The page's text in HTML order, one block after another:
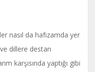
nasıl da hafızamda yer
dillere destan
karşısında yaptığı gibi